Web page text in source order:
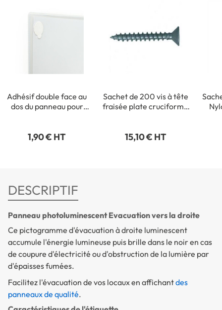
Adhésif double face au
dos du panneau pour
1,90 € HT
Sachet de 200 vis à tête
fraisée plate cruciforme
15,10 € HT
DESCRIPTIF
Panneau photoluminescent Evacuation vers la droite
Ce pictogramme d'évacuation à droite luminescent
accumule l'énergie lumineuse puis brille dans le noir en cas
de coupure d'électricité ou d'obstruction de la lumière par
d'épaisses fumées.
Facilitez l'évacuation de vos locaux en affichantdes
panneaux de qualité.